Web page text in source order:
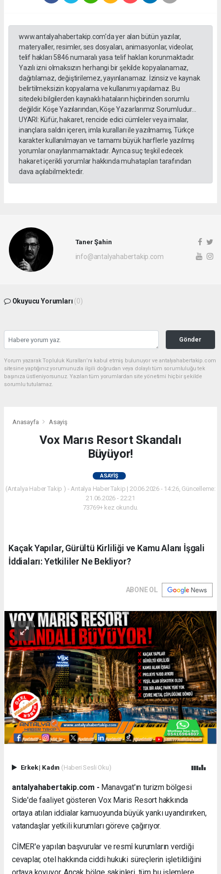
www.antalyahabertakip.com'da yer alan bütün yazılar,
materyaller, resimler, ses dosyaları, animasyonlar, videolar,
telif hakları 5846 numaralı yasa telif hakları korunmaktadır.
Yazılı izni olmaksızın herhangi bir şekilde kopyalanamaz,
dağıtılamaz, değiştirilemez, yayınlanamaz. İzinsiz ve kaynak
belirtilmeksizin kopyalama ve kullanımı yapılamaz. Bu
sitedeki bilgilerden kaynaklı hataların hiçbirinden sorumlu
değildir. Köşe Yazılarından, Köşe Yazarlarımız Sorumludur...
UYARI: Küfür, hakaret, rencide edici cümleler veya imalar,
inançlara saldırı içeren, imla kuralları ile yazılmamış, Türkçe
karakter kullanılmayan ve tamamı büyük harflerle yazılmış
yorumlar onaylanmamaktadır. Ayrıca suç teşkil edecek
hakaret içerikli yorumlar hakkında muhatapları tarafından
dava açılabilmektedir.
Taner Şahin
info@antalyahabertakip.com
Okuyucu Yorumları (0)
Gönder
Yorum yazarak Topluluk Kuralları’nı kabul etmiş bulunuyor ve antalyahabertakip.com
sitesine yaptığınız yorumunuzla ilgili doğrudan veya dolaylı tüm sorumluluğu tek
başınıza üstleniyorsunuz. Yazılan tüm yorumlardan site yönetimi hiçbir şekilde
sorumlu tutulamaz.
Anasayfa Asayiş
Vox Marıs Resort Skandalı
Büyüyor!
ASAYIŞ
(Antalya Haber Takip ) - Antalya Haber Takip | 20.06.2026 - 14:26, Güncelleme:
21.06.2026 - 22:21
73769+ kez okundu.
Kaçak Yapılar, Gürültü Kirliliği ve Kamu Alanı İşgali
İddiaları: Yetkililer Ne Bekliyor?
ABONE OL
Erkek| Kadın (Haberi Sesli Oku)
antalyahabertakip.com - Manavgat'ın turizm bölgesi
Side'de faaliyet gösteren Vox Maris Resort hakkında
ortaya atılan iddialar kamuoyunda büyük yankı uyandırırken,
vatandaşlar yetkili kurumları göreve çağırıyor.
CİMER'e yapılan başvurular ve resmî kurumların verdiği
cevaplar, otel hakkında ciddi hukuki süreçlerin işletildiğini